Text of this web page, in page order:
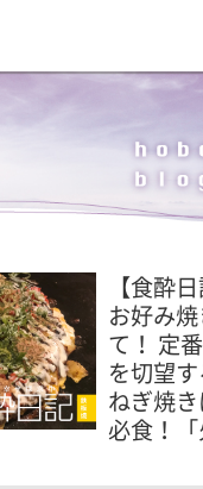
【食酔
お好み
て！ 定
を切望
ねぎ焼
必食！